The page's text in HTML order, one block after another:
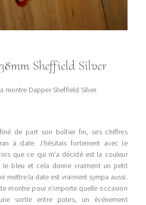
Sheffield Silver
montre Dapper Sheffield Silver.
de part son boîtier fin, ses chiffres
à date. J’hésitais fortement avec le
que ce qui m’a décidé est la couleur
le bleu et cela donne vraiment un petit
mettre la date est vraiment sympa aussi.
montre pour n’importe quelle occasion
sortie entre potes, un événement